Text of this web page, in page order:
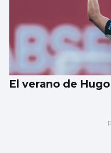
El verano de